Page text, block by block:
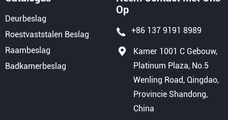
Deurbeslag
Roestvaststalen Beslag
Raambeslag
Badkamerbeslag
Op
+86 137 9191 8989
Kamer 1001 C Gebouw,
Platinum Plaza, No.5
Wenling Road, Qingdao,
Provincie Shandong,
China